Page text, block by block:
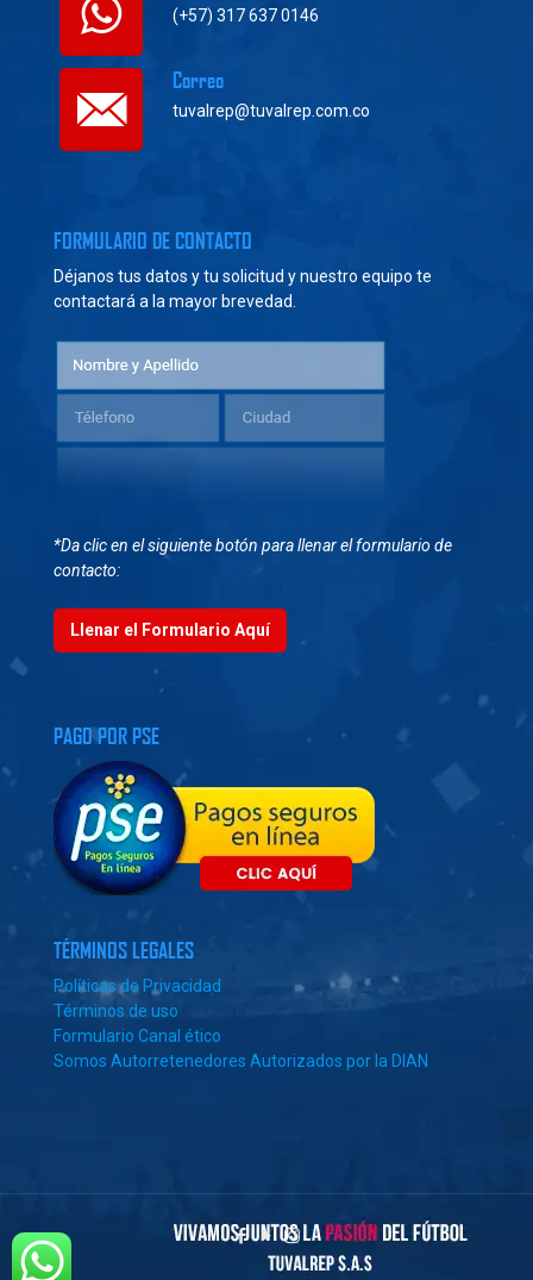
(+57) 317 637 0146
Correo
tuvalrep@tuvalrep.com.co
FORMULARIO DE CONTACTO
Déjanos tus datos y tu solicitud y nuestro equipo te
contactará a la mayor brevedad.
*Da clic en el siguiente botón para llenar el formulario de
contacto:
Llenar el Formulario Aquí
PAGO POR PSE
TÉRMINOS LEGALES
Políticas de Privacidad
Términos de uso
Formulario Canal ético
Somos Autorretenedores Autorizados por la DIAN